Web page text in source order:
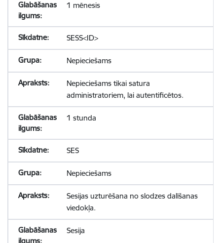
1 mēnesis
SESS<ID>
Nepieciešams
Nepieciešams tikai satura
administratoriem, lai autentificētos.
1 stunda
SES
Nepieciešams
Sesijas uzturēšana no slodzes dalīšanas
viedokļa.
Sesija